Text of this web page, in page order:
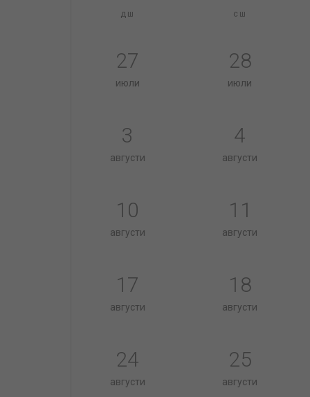
дш сш
27
июли
28
июли
3
августи
4
августи
10
августи
11
августи
17
августи
18
августи
24
августи
25
августи